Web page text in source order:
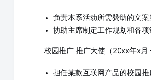
负责本系活动所需赞助的文
协助主席制定工作规划和各
校园推广 推广大使（20xx年x月
担任某款互联网产品的校园